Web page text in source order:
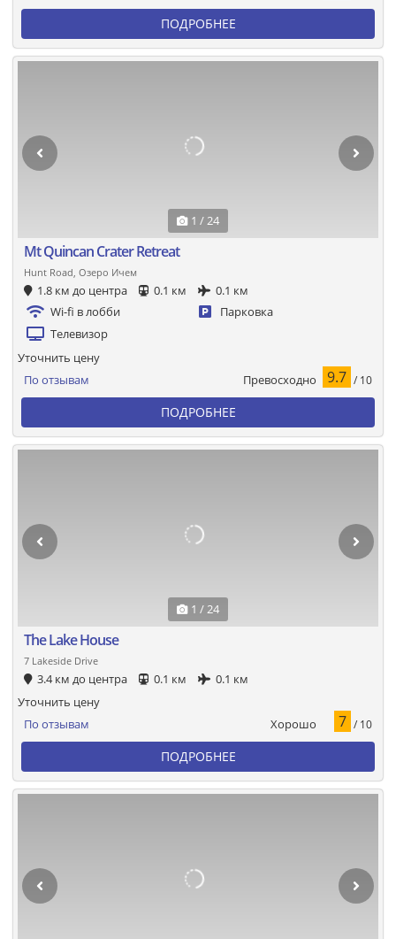
ПОДРОБНЕЕ
1 / 24
Mt Quincan Crater Retreat
Hunt Road, Озеро Ичем
1.8 км до центра 0.1 км
0.1 км
Wi-fi в лобби
Парковка
Телевизор
По отзывам Превосходно 9.7 / 10
Уточнить цену
ПОДРОБНЕЕ
1 / 24
The Lake House
7 Lakeside Drive
3.4 км до центра 0.1 км 0.1 км
По отзывам Хорошо 7 / 10
Уточнить цену
ПОДРОБНЕЕ